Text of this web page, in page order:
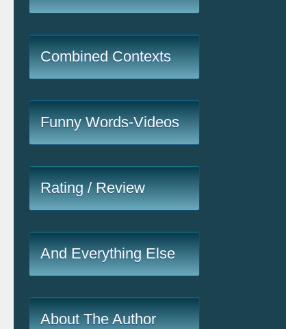
Combined Contexts
Funny Words-Videos
Rating / Review
And Everything Else
About The Author